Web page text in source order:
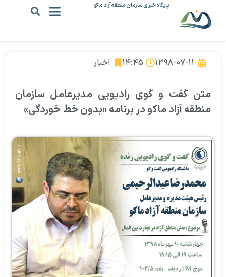
پایگاه خبری سازمان منطقه آزاد ماکو
۱۳۹۸-۰۷-۱۱ ۱۴:۴۵ اخبار
متن گفت و گوی رادیویی مدیرعامل سازمان
منطقه آزاد ماکو در برنامه «بدون خط خوردگی»